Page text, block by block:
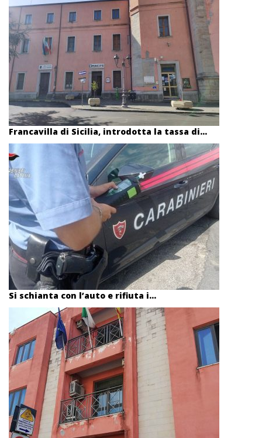
Francavilla di Sicilia, introdotta la tassa di...
Si schianta con l’auto e rifiuta i...